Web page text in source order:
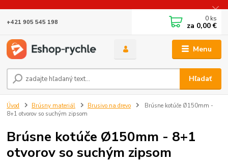
Menu
Hľadať
+421 905 545 198 0 ks
za 0,00 €
Úvod Brúsny materiál Brusivo na drevo
Brúsne kotúče Ø150mm -
8+1 otvorov so suchým zipsom
Brúsne kotúče Ø150mm - 8+1
otvorov so suchým zipsom